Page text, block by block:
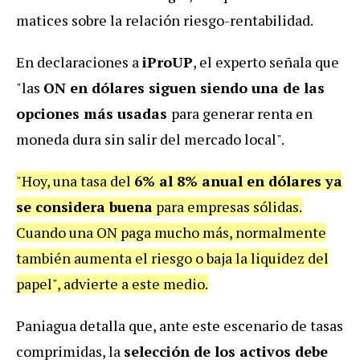
matices sobre la relación riesgo-rentabilidad.
En declaraciones aiProUP, el experto señala que
"las ON en dólares siguen siendo una de las
opciones más usadas para generar renta en
moneda dura sin salir del mercado local".
"Hoy, una tasa del 6% al 8% anual en dólares ya
se considera buena para empresas sólidas.
Cuando una ON paga mucho más, normalmente
también aumenta el riesgo o baja la liquidez del
papel", advierte a este medio.
Paniagua detalla que, ante este escenario de tasas
comprimidas, la selección de los activos debe